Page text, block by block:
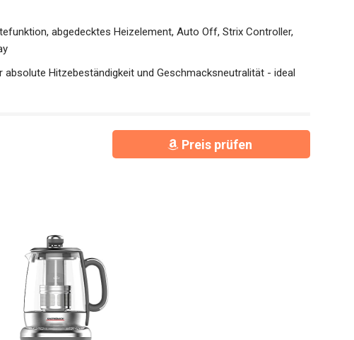
abgedecktes Heizelement, Auto Off, Strix Controller,
absolute Hitzebeständigkeit und Geschmacksneutralität - ideal
Preis prüfen